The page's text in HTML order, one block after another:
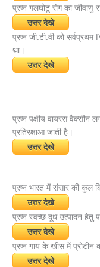
प्रष्न गलघोटू रोग का जीवाणु
उत्तर देखे
प्रष्न जी.टी.वी को
था।
उत्तर देखे
प्रष्न पक्षीय वायरस वैक्सीन
प्रतिरक्षाआ जाती है।
उत्तर देखे
प्रष्न भारत में संसार की कुल
उत्तर देखे
प्रष्न स्वच्छ दूध उत्पादन हेतु
उत्तर देखे
प्रष्न गाय के खीस में प्रोटीन
उत्तर देखे